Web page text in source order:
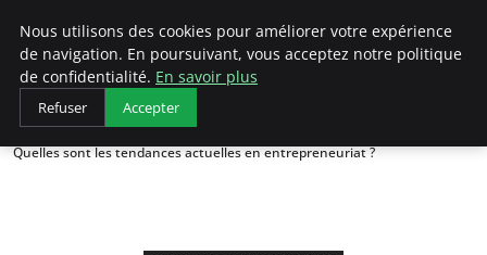
LECFCM
Accueil
Entreprise & Entrepreneuriat
Quelles sont les tendances actuelles en entrepreneuriat ?
Nous utilisons des cookies pour améliorer votre expérience
de navigation. En poursuivant, vous acceptez notre politique
de confidentialité. En savoir plus
Refuser Accepter